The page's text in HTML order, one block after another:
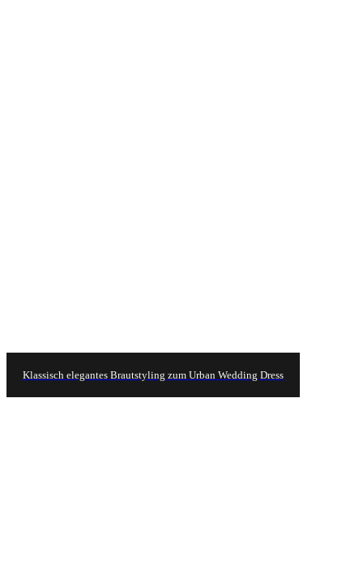
Klassisch elegantes Brautstyling zum Urban Wedding Dress